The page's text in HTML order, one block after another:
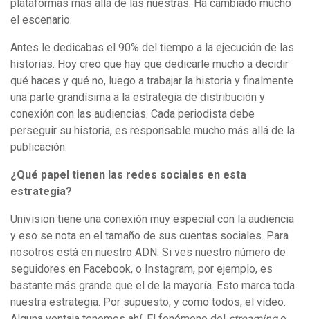
plataformas más allá de las nuestras. Ha cambiado mucho
el escenario.
Antes le dedicabas el 90% del tiempo a la ejecución de las
historias. Hoy creo que hay que dedicarle mucho a decidir
qué haces y qué no, luego a trabajar la historia y finalmente
una parte grandísima a la estrategia de distribución y
conexión con las audiencias. Cada periodista debe
perseguir su historia, es responsable mucho más allá de la
publicación.
¿Qué papel tienen las redes sociales en esta
estrategia?
Univision tiene una conexión muy especial con la audiencia
y eso se nota en el tamaño de sus cuentas sociales. Para
nosotros está en nuestro ADN. Si ves nuestro número de
seguidores en Facebook, o Instagram, por ejemplo, es
bastante más grande que el de la mayoría. Esto marca toda
nuestra estrategia. Por supuesto, y como todos, el vídeo.